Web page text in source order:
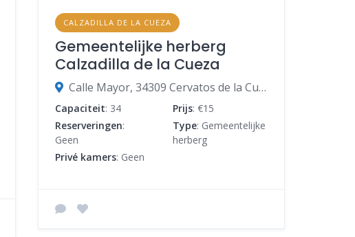
CALZADILLA DE LA CUEZA
Gemeentelijke herberg
Calzadilla de la Cueza
Calle Mayor, 34309 Cervatos de la Cueza, Palencia, Spanje
Capaciteit: 34 Prijs: €15
Reserveringen:
Geen
Type: Gemeentelijke
herberg
Privé kamers: Geen